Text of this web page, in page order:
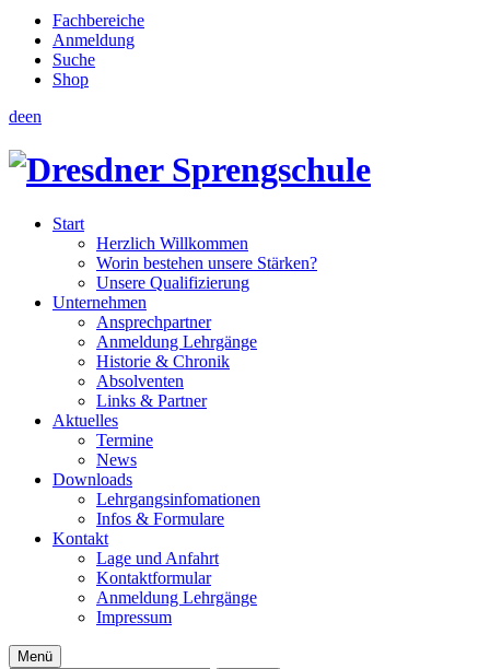
Fachbereiche
Anmeldung
Suche
Shop
deen
Start
Herzlich Willkommen
Worin bestehen unsere Stärken?
Unsere Qualifizierung
Unternehmen
Ansprechpartner
Anmeldung Lehrgänge
Historie & Chronik
Absolventen
Links & Partner
Aktuelles
Termine
News
Downloads
Lehrgangsinfomationen
Infos & Formulare
Kontakt
Lage und Anfahrt
Kontaktformular
Anmeldung Lehrgänge
Impressum
Menü